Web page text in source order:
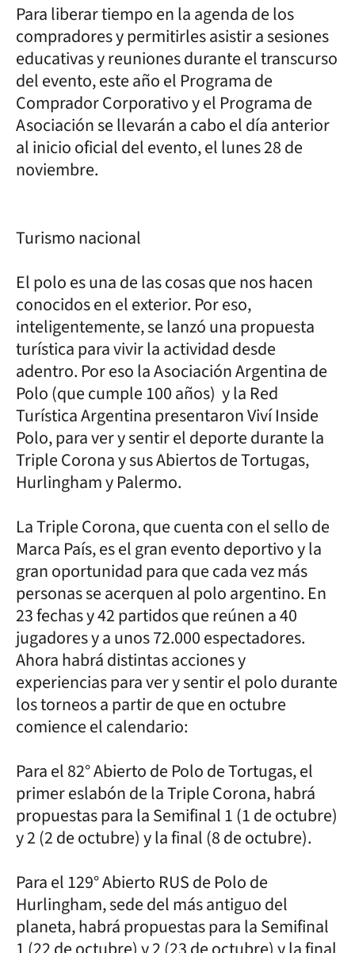
Para liberar tiempo en la agenda de los
compradores y permitirles asistir a sesiones
educativas y reuniones durante el transcurso
del evento, este año el Programa de
Comprador Corporativo y el Programa de
Asociación se llevarán a cabo el día anterior
al inicio oficial del evento, el lunes 28 de
noviembre.
Turismo nacional
El polo es una de las cosas que nos hacen
conocidos en el exterior. Por eso,
inteligentemente, se lanzó una propuesta
turística para vivir la actividad desde
adentro. Por eso la Asociación Argentina de
Polo (que cumple 100 años) y la Red
Turística Argentina presentaron Viví Inside
Polo, para ver y sentir el deporte durante la
Triple Corona y sus Abiertos de Tortugas,
Hurlingham y Palermo.
La Triple Corona, que cuenta con el sello de
Marca País, es el gran evento deportivo y la
gran oportunidad para que cada vez más
personas se acerquen al polo argentino. En
23 fechas y 42 partidos que reúnen a 40
jugadores y a unos 72.000 espectadores.
Ahora habrá distintas acciones y
experiencias para ver y sentir el polo durante
los torneos a partir de que en octubre
comience el calendario:
Para el 82° Abierto de Polo de Tortugas, el
primer eslabón de la Triple Corona, habrá
propuestas para la Semifinal 1 (1 de octubre)
y 2 (2 de octubre) y la final (8 de octubre).
Para el 129° Abierto RUS de Polo de
Hurlingham, sede del más antiguo del
planeta, habrá propuestas para la Semifinal